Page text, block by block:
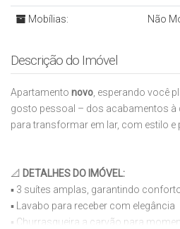
Mobílias: Não
Descrição do Imóvel
Apartamento novo, esperando você
gosto pessoal – dos acabamentos à
para transformar em lar, com estilo e
📐 DETALHES DO IMÓVEL:
▪️ 3 suítes amplas, garantindo
▪️ Lavabo para receber com elegância
▪️ Churrasqueira a carvão para